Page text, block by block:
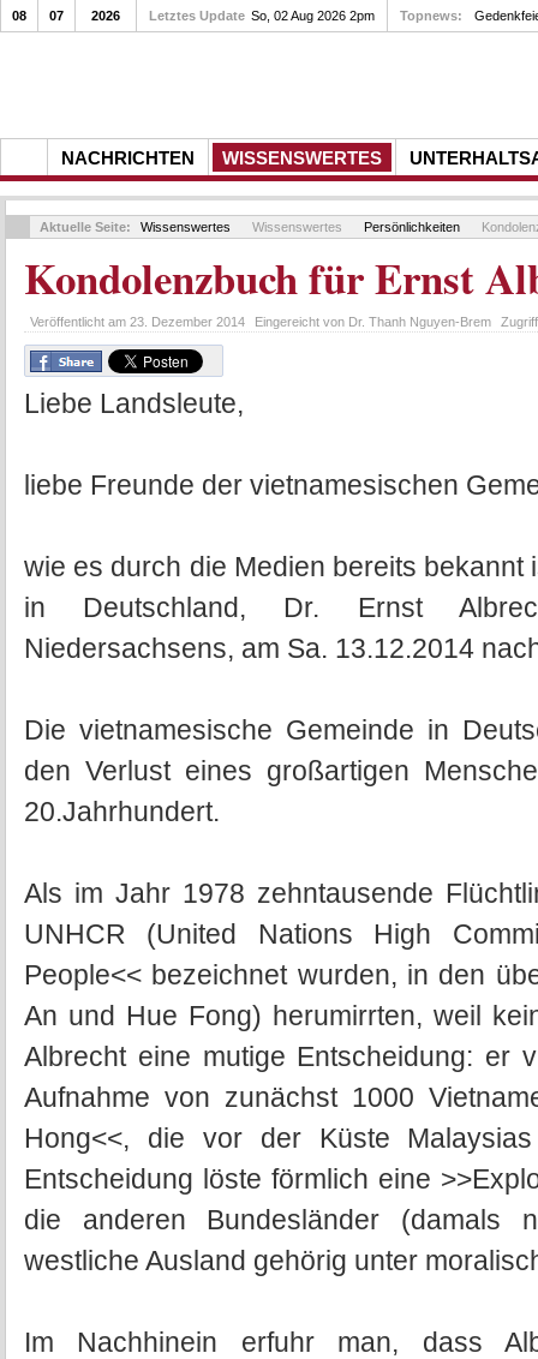
NACHRICHTEN WISSENSWERTES
08 07 2026 Letztes Update So, 02 Aug 2026 2pm Topnews:
Aktuelle Seite: Wissenswertes Wissenswertes Persönlichkeiten
Kondolenzbuch für Ernst
Veröffentlicht am 23. Dezember 2014 Eingereicht von Dr. Thanh Nguyen-Brem
Liebe Landsleute,
liebe Freunde der vietnamesischen
wie es durch die Medien bereits bekannt
in Deutschland, Dr. Ernst
Niedersachsens, am Sa. 13.12.2014
Die vietnamesische Gemeinde in
den Verlust eines großartigen
20.Jahrhundert.
Als im Jahr 1978 zehntausende
UNHCR (United Nations High
People<< bezeichnet wurden, in den
An und Hue Fong) herumirrten, weil
Albrecht eine mutige Entscheidung: er
Aufnahme von zunächst 1000
Hong<<, die vor der Küste
Entscheidung löste förmlich eine
die anderen Bundesländer (damals
westliche Ausland gehörig unter
Im Nachhinein erfuhr man, dass